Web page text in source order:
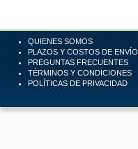
QUIENES SOMOS
PLAZOS Y COSTOS DE ENVÍO
PREGUNTAS FRECUENTES
TÉRMINOS Y CONDICIONES
POLÍTICAS DE PRIVACIDAD